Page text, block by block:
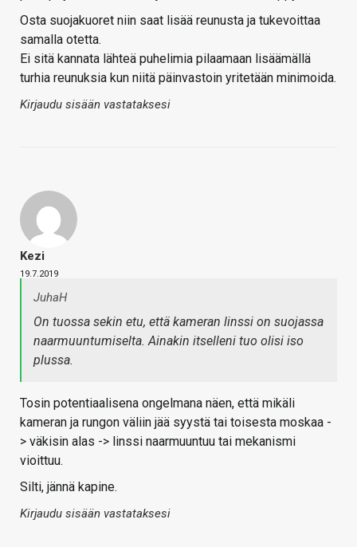
Osta suojakuoret niin saat lisää reunusta ja tukevoittaa
samalla otetta.
Ei sitä kannata lähteä puhelimia pilaamaan lisäämällä
turhia reunuksia kun niitä päinvastoin yritetään minimoida.
Kirjaudu sisään vastataksesi
Kezi
19.7.2019
JuhaH
On tuossa sekin etu, että kameran linssi on suojassa
naarmuuntumiselta. Ainakin itselleni tuo olisi iso
plussa.
Tosin potentiaalisena ongelmana näen, että mikäli
kameran ja rungon väliin jää syystä tai toisesta moskaa -
> väkisin alas -> linssi naarmuuntuu tai mekanismi
vioittuu.
Silti, jännä kapine.
Kirjaudu sisään vastataksesi